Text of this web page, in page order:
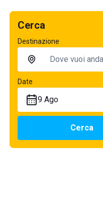
Cerca
Destinazione
Date
9 Ago
Cerca